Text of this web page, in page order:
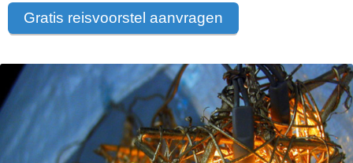
gratis reisvoorstel aanvragen